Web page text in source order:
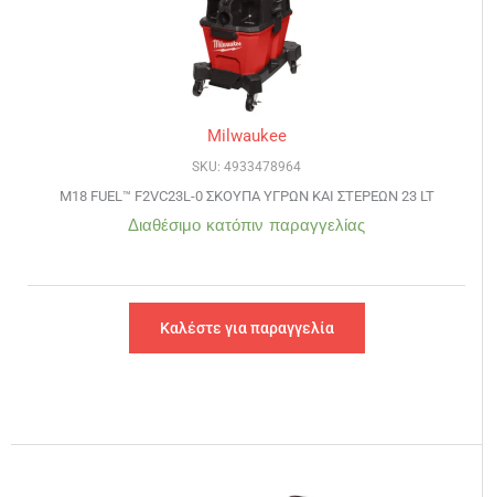
Milwaukee
SKU: 4933478964
M18 FUEL™ F2VC23L-0 ΣΚΟΥΠΑ ΥΓΡΩΝ ΚΑΙ ΣΤΕΡΕΩΝ 23 LT
Διαθέσιμο κατόπιν παραγγελίας
Καλέστε για παραγγελία